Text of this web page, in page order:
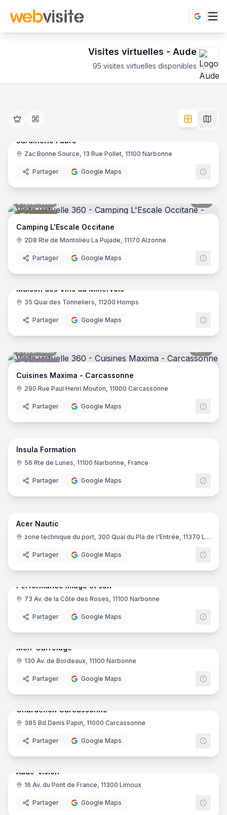
Visites virtuelles - Aude
95 visites virtuelles disponibles
Jardinerie
Ajout récent 40
Jardinerie Fabre
Zac Bonne Source, 13 Rue Pollet, 11100 Narbonne
Partager Google Maps
Camping
Ajout récent
Camping L'Escale Occitane
2D8 Rte de Montolieu La Pujade, 11170 Alzonne
Partager Google Maps
Caviste
Maison des Vins du Minervois
35 Quai des Tonneliers, 11200 Homps
Partager Google Maps
Cuisiniste
Ajout récent
Cuisines Maxima - Carcassonne
290 Rue Paul Henri Mouton, 11000 Carcassonne
Partager Google Maps
Formation Professionnelle
11
Insula Formation
56 Rte de Lunes, 11100 Narbonne, France
Partager Google Maps
Atelier de réparation
12
Acer Nautic
zone technique du port, 300 Quai du Pla de l'Entrée, 11370 Leucate
Partager Google Maps
Magasin d'électroménager
Performance image et son
73 Av. de la Côte des Roses, 11100 Narbonne
Partager Google Maps
Magasin de bricolage
13
Mon-Carrelage
130 Av. de Bordeaux, 11100 Narbonne
Partager Google Maps
Magasin d'électroménager
17
Chardenon Carcassonne
385 Bd Denis Papin, 11000 Carcassonne
Partager Google Maps
Opticien
Aude-vision
16 Av. du Pont de France, 11300 Limoux
Partager Google Maps